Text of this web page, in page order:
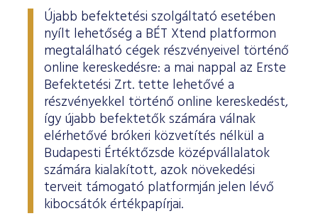
Újabb befektetési szolgáltató esetében
nyílt lehetőség a BÉT Xtend platformon
megtalálható cégek részvényeivel történő
online kereskedésre: a mai nappal az Erste
Befektetési Zrt. tette lehetővé a
részvényekkel történő online kereskedést,
így újabb befektetők számára válnak
elérhetővé brókeri közvetítés nélkül a
Budapesti Értéktőzsde középvállalatok
számára kialakított, azok növekedési
terveit támogató platformján jelen lévő
kibocsátók értékpapírjai.